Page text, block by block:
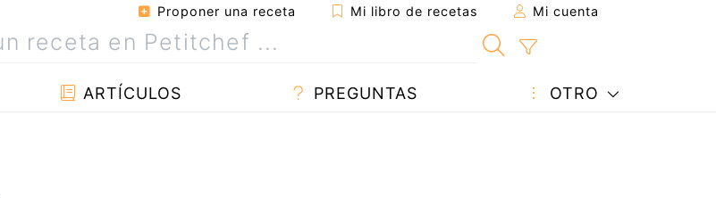
Proponer una receta Mi libro de recetas Mi cuenta
ARTÍCULOS PREGUNTAS OTRO